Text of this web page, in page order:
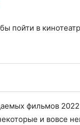
пойти в
фильмов 2022
и вовсе